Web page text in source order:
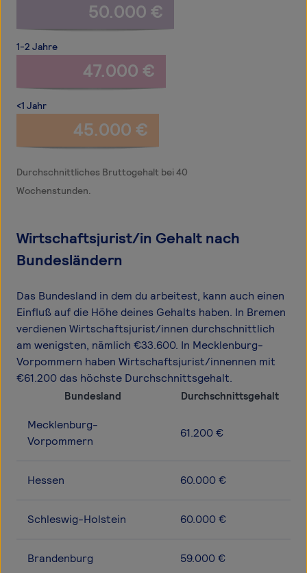
50.000 €
1-2 Jahre
47.000 €
<1 Jahr
45.000 €
Durchschnittliches Bruttogehalt bei 40
Wochenstunden.
Wirtschaftsjurist/in Gehalt nach
Bundesländern
Das Bundesland in dem du arbeitest, kann auch einen
Einfluß auf die Höhe deines Gehalts haben. In Bremen
verdienen Wirtschaftsjurist/innen durchschnittlich
am wenigsten, nämlich €33.600. In Mecklenburg-
Vorpommern haben Wirtschaftsjurist/innennen mit
€61.200 das höchste Durchschnittsgehalt.
Bundesland Durchschnittsgehalt
Mecklenburg-
Vorpommern
61.200 €
Hessen 60.000 €
Schleswig-Holstein 60.000 €
Brandenburg 59.000 €